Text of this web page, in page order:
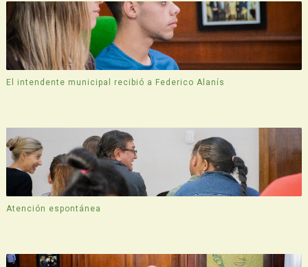
El intendente municipal recibió a Federico Alanís
Atención espontánea